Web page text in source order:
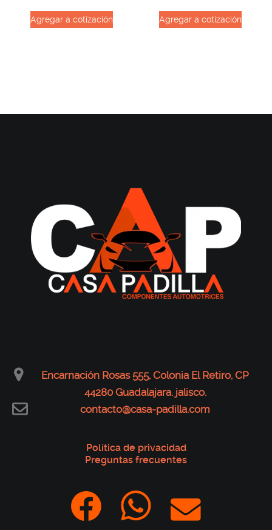
Agregar a cotización Agregar a cotización
Encarnación Rosas 555, Colonia El Retiro, CP
44280 Guadalajara. jalisco.
contacto@casa-padilla.com
Política de privacidad
Preguntas frecuentes